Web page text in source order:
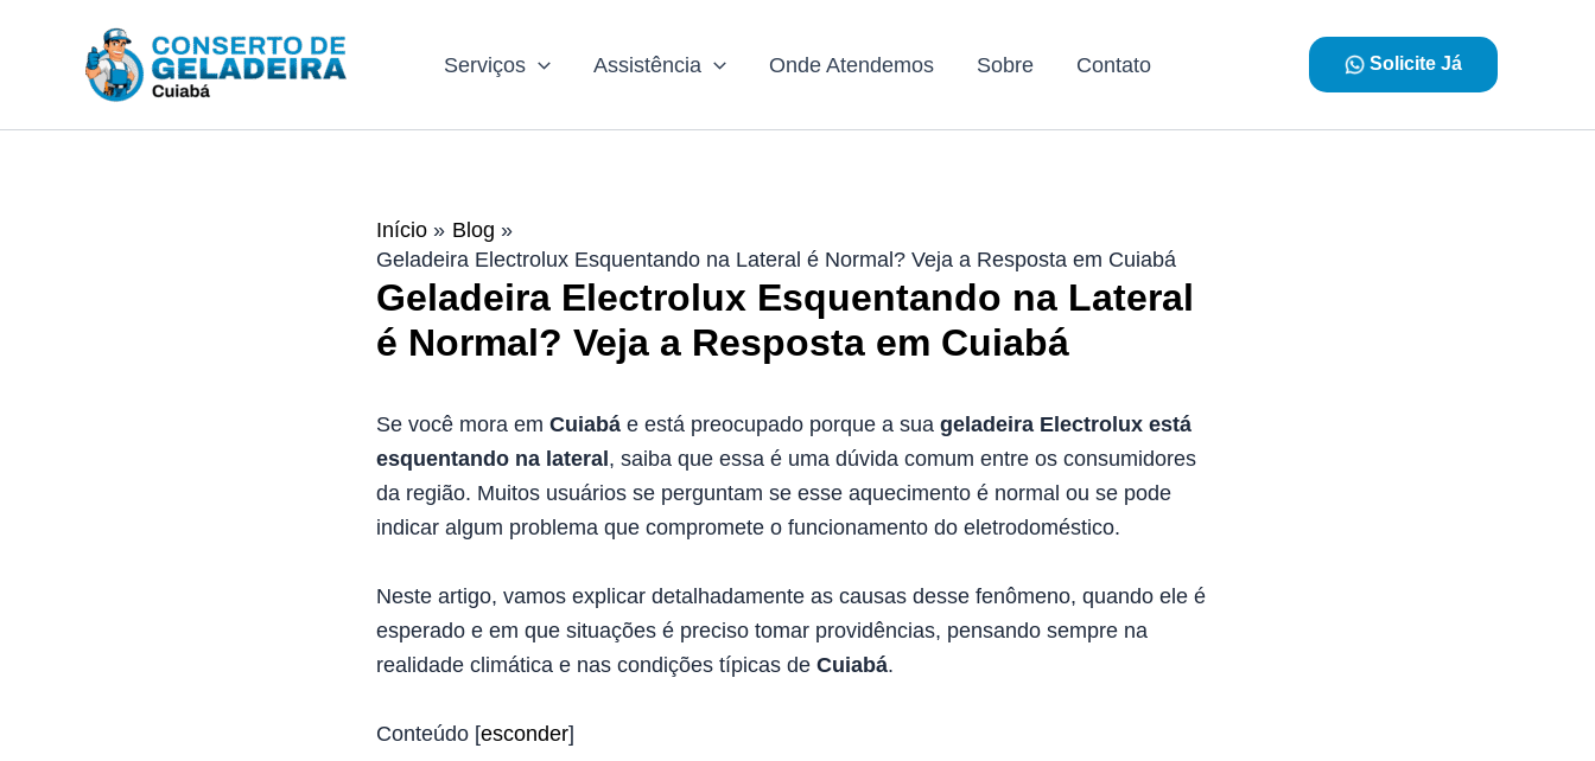
Serviços Assistência Onde Atendemos Sobre Contato Solicite Já
Início
Blog
Geladeira Electrolux Esquentando na Lateral é Normal? Veja a Resposta em Cuiabá
Geladeira Electrolux Esquentando na Lateral
é Normal? Veja a Resposta em Cuiabá
Se você mora em Cuiabá e está preocupado porque a sua geladeira Electrolux está
esquentando na lateral , saiba que essa é uma dúvida comum entre os consumidores
da região. Muitos usuários se perguntam se esse aquecimento é normal ou se pode
indicar algum problema que compromete o funcionamento do eletrodoméstico.
Neste artigo, vamos explicar detalhadamente as causas desse fenômeno, quando ele é
esperado e em que situações é preciso tomar providências, pensando sempre na
realidade climática e nas condições típicas de Cuiabá.
Conteúdo [esconder]